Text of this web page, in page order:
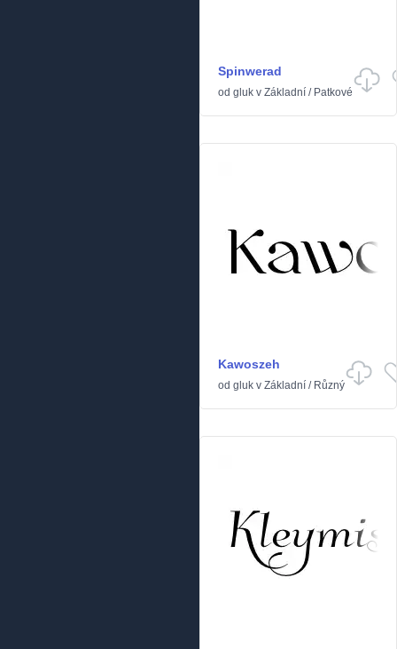
Spinwerad
od gluk v Základní / Patkové
Kawoszeh
od gluk v Základní / Různý